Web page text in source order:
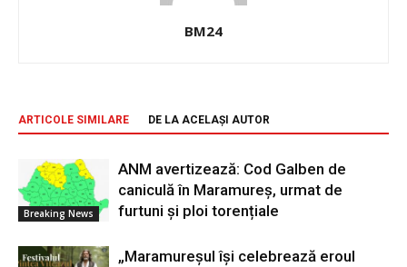
BM24
ARTICOLE SIMILARE DE LA ACELAȘI AUTOR
Breaking News
ANM avertizează: Cod Galben de
caniculă în Maramureș, urmat de
furtuni și ploi torențiale
„Maramureșul își celebrează eroul